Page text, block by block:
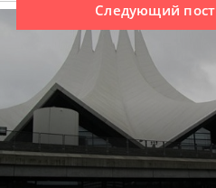
Следующий пост